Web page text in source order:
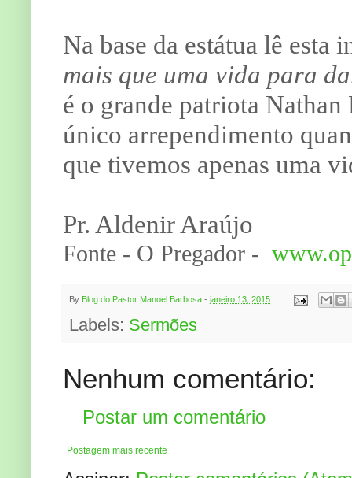
Na base da estátua lê esta
mais que uma vida para
é o grande patriota Nathan
único arrependimento
que tivemos apenas uma
Pr. Aldenir Araújo
Fonte - O Pregador -
By Blog do Pastor Manoel Barbosa - janeiro 13, 2015
Labels: Sermões
Nenhum comentário:
Postar um comentário
Postagem mais recente